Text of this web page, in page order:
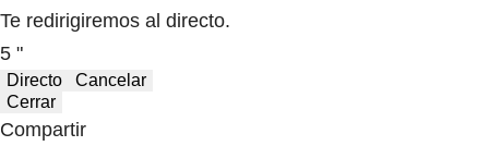
Te redirigiremos al directo.
5 "
Directo
Cancelar
Cerrar
Compartir